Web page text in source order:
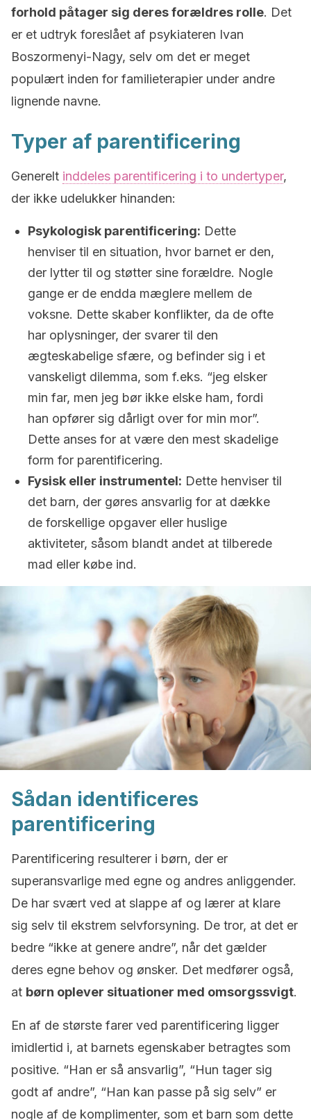
forhold påtager sig deres forældres rolle. Det
er et udtryk foreslået af psykiateren Ivan
Boszormenyi-Nagy, selv om det er meget
populært inden for familieterapier under andre
lignende navne.
Typer af parentificering
Generelt inddeles parentificering i to undertyper,
der ikke udelukker hinanden:
Psykologisk parentificering: Dette
henviser til en situation, hvor barnet er den,
der lytter til og støtter sine forældre. Nogle
gange er de endda mæglere mellem de
voksne. Dette skaber konflikter, da de ofte
har oplysninger, der svarer til den
ægteskabelige sfære, og befinder sig i et
vanskeligt dilemma, som f.eks. “jeg elsker
min far, men jeg bør ikke elske ham, fordi
han opfører sig dårligt over for min mor”.
Dette anses for at være den mest skadelige
form for parentificering.
Fysisk eller instrumentel: Dette henviser til
det barn, der gøres ansvarlig for at dække
de forskellige opgaver eller huslige
aktiviteter, såsom blandt andet at tilberede
mad eller købe ind.
Sådan identificeres
parentificering
Parentificering resulterer i børn, der er
superansvarlige med egne og andres anliggender.
De har svært ved at slappe af og lærer at klare
sig selv til ekstrem selvforsyning. De tror, at det er
bedre “ikke at genere andre”, når det gælder
deres egne behov og ønsker. Det medfører også,
at børn oplever situationer med omsorgssvigt.
En af de største farer ved parentificering ligger
imidlertid i, at barnets egenskaber betragtes som
positive. “Han er så ansvarlig”, “Hun tager sig
godt af andre”, “Han kan passe på sig selv” er
nogle af de komplimenter, som et barn som dette